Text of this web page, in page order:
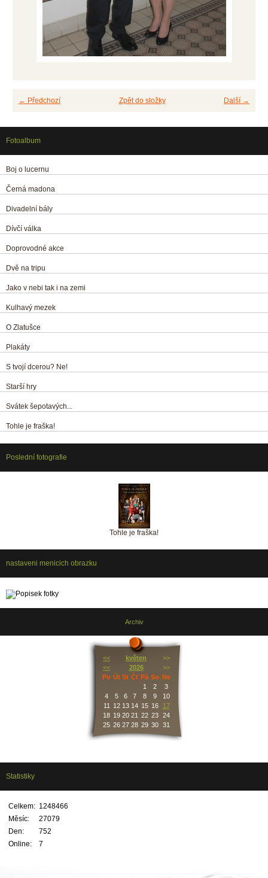
← Předchozí Další →
Zpět do složky
Fotoalbum
Boj o lucernu
Černá madona
Divadelní bály
Dívčí válka
Doprovodné akce
Dvě na tripu
Jako v nebi tak i na zemi
Kulhavý mezek
O Zlatušce
Plakáty
S tvojí dcerou? Ne!
Starší hry
Svátek šepotavých...
Tohle je fraška!
Poslední fotografie
Tohle je fraška!
nastaveni menicich obrazku
Archiv
<< květen
>>
<<
2026
>>
Po Út St Čt Pá So Ne
1
2
3
4
5 6 7 8 9
10
11
12 13 14 15 16
17
18 19 20 21 22 23 24
25 26 27 28 29 30 31
Statistiky
Online: 7
Celkem: 1248466
Měsíc:
27079
Den:
752